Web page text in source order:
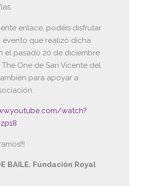
enlace, podéis disfrutar
evento que realizó dicha
el pasado 20 de diciembre
The One de San Vicente del
para apoyar a
watch?
BAILE. Fundación Royal